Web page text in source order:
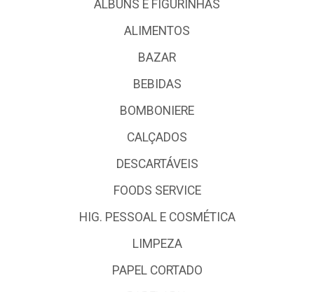
ALBUNS E FIGURINHAS
ALIMENTOS
BAZAR
BEBIDAS
BOMBONIERE
CALÇADOS
DESCARTÁVEIS
FOODS SERVICE
HIG. PESSOAL E COSMÉTICA
LIMPEZA
PAPEL CORTADO